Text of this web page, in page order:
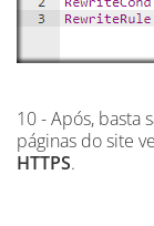
10 - Após, basta
páginas do site
HTTPS.